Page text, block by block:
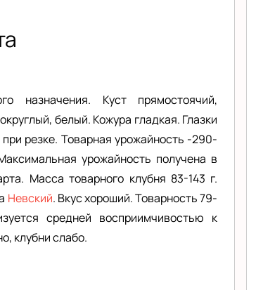
назначения. Куст прямостоячий,
белый. Кожура гладкая. Глазки
резке. Товарная урожайность -290-
урожайность получена в
Масса товарного клубня 83-143 г.
Невский. Вкус хороший. Товарность 79-
средней восприимчивостью к
клубни слабо.